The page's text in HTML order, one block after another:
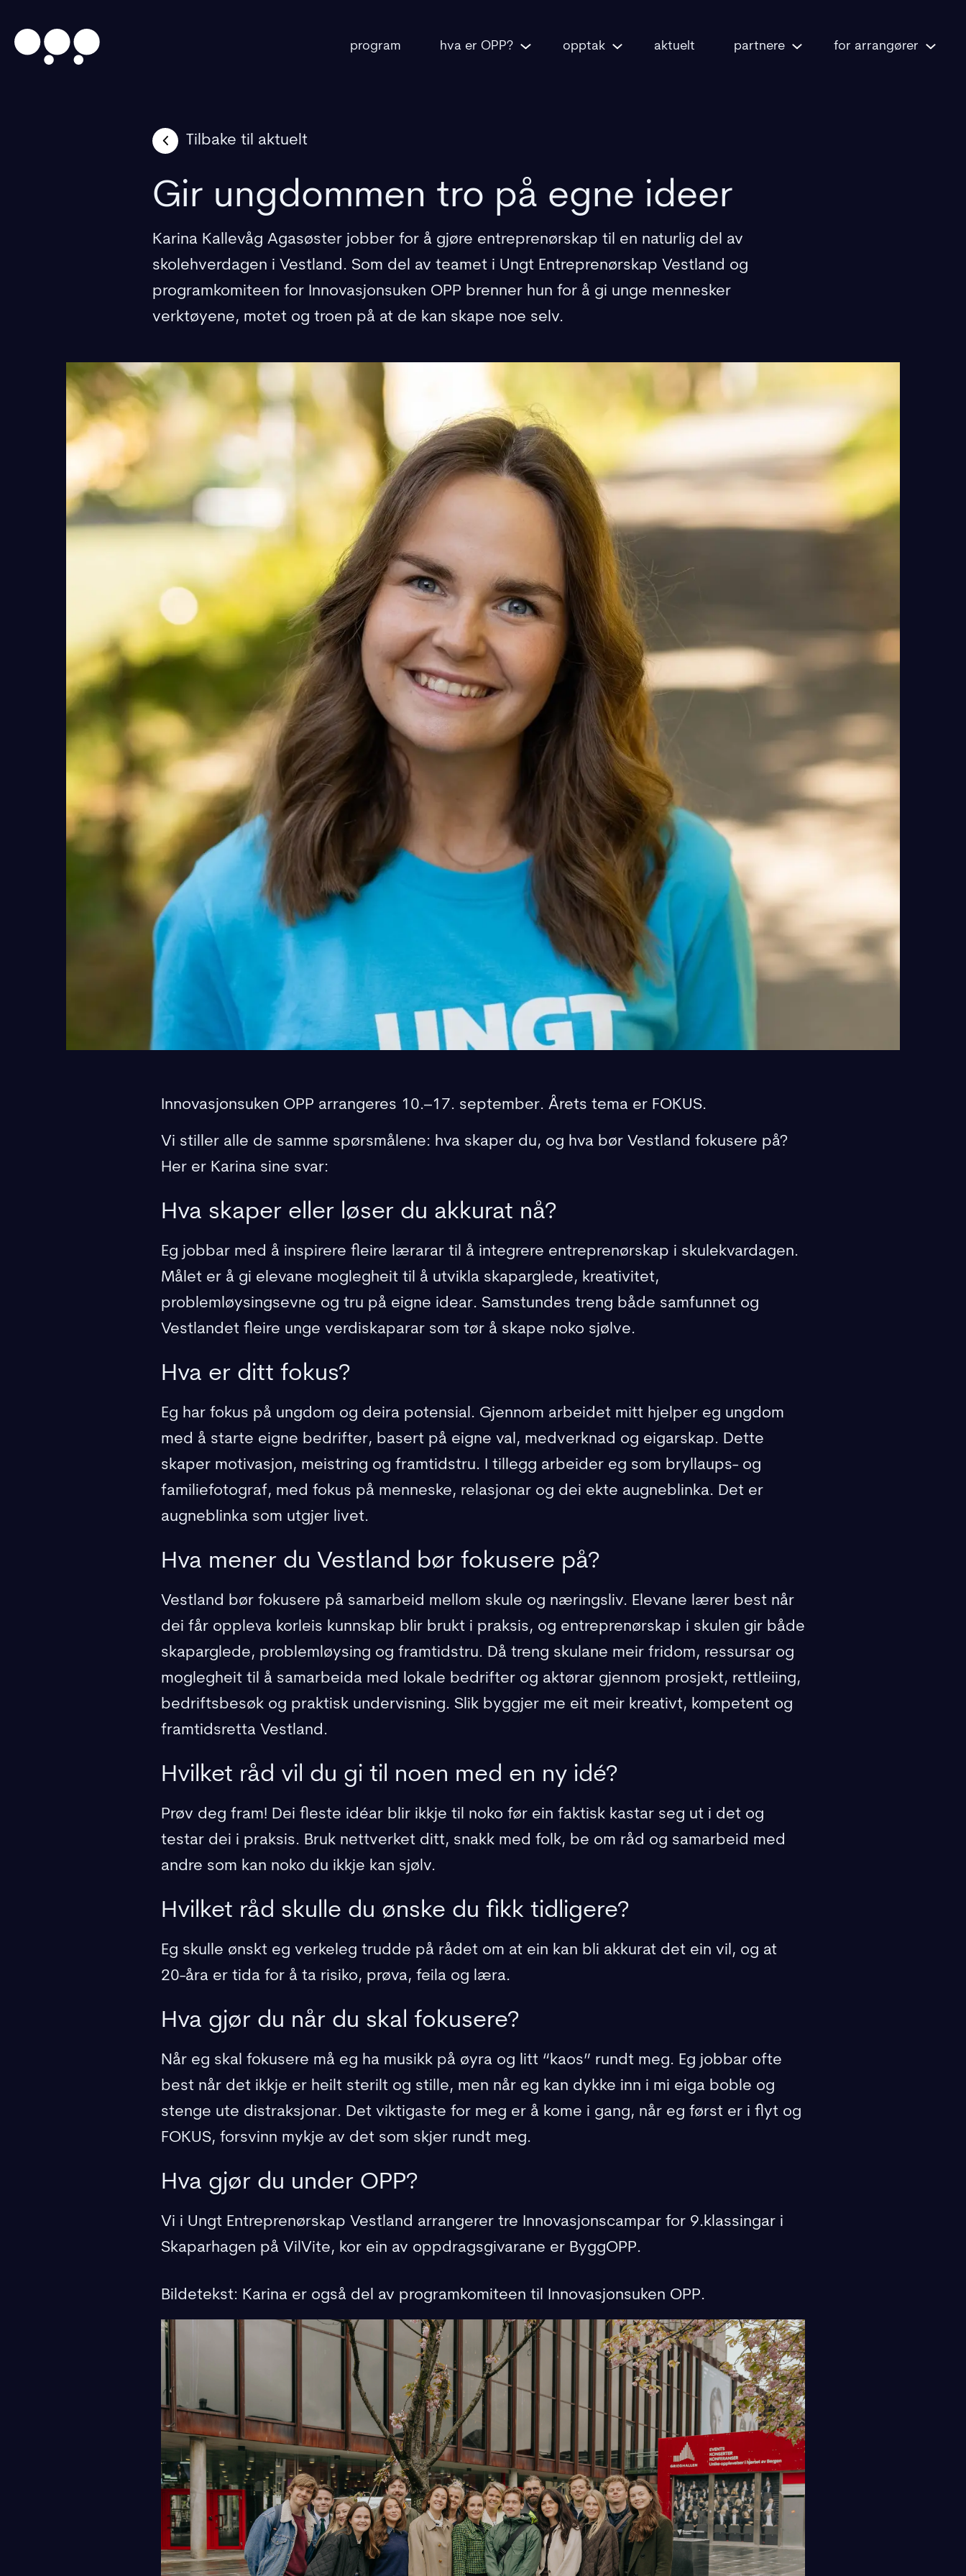
program hva er OPP? opptak aktuelt partnere for arrangører
Tilbake til aktuelt
Gir ungdommen tro på egne ideer
Karina Kallevåg Agasøster jobber for å gjøre entreprenørskap til en naturlig del av
skolehverdagen i Vestland. Som del av teamet i Ungt Entreprenørskap Vestland og
programkomiteen for Innovasjonsuken OPP brenner hun for å gi unge mennesker
verktøyene, motet og troen på at de kan skape noe selv.
Innovasjonsuken OPP arrangeres 10.–17. september. Årets tema er FOKUS.
Vi stiller alle de samme spørsmålene: hva skaper du, og hva bør Vestland fokusere på?
Her er Karina sine svar:
Hva skaper eller løser du akkurat nå?
Eg jobbar med å inspirere fleire lærarar til å integrere entreprenørskap i skulekvardagen.
Målet er å gi elevane moglegheit til å utvikla skaparglede, kreativitet,
problemløysingsevne og tru på eigne idear. Samstundes treng både samfunnet og
Vestlandet fleire unge verdiskaparar som tør å skape noko sjølve.
Hva er ditt fokus?
Eg har fokus på ungdom og deira potensial. Gjennom arbeidet mitt hjelper eg ungdom
med å starte eigne bedrifter, basert på eigne val, medverknad og eigarskap. Dette
skaper motivasjon, meistring og framtidstru. I tillegg arbeider eg som bryllaups- og
familiefotograf, med fokus på menneske, relasjonar og dei ekte augneblinka. Det er
augneblinka som utgjer livet.
Hva mener du Vestland bør fokusere på?
Vestland bør fokusere på samarbeid mellom skule og næringsliv. Elevane lærer best når
dei får oppleva korleis kunnskap blir brukt i praksis, og entreprenørskap i skulen gir både
skaparglede, problemløysing og framtidstru. Då treng skulane meir fridom, ressursar og
moglegheit til å samarbeida med lokale bedrifter og aktørar gjennom prosjekt, rettleiing,
bedriftsbesøk og praktisk undervisning. Slik byggjer me eit meir kreativt, kompetent og
framtidsretta Vestland.
Hvilket råd vil du gi til noen med en ny idé?
Prøv deg fram! Dei fleste idéar blir ikkje til noko før ein faktisk kastar seg ut i det og
testar dei i praksis. Bruk nettverket ditt, snakk med folk, be om råd og samarbeid med
andre som kan noko du ikkje kan sjølv.
Hvilket råd skulle du ønske du fikk tidligere?
Eg skulle ønskt eg verkeleg trudde på rådet om at ein kan bli akkurat det ein vil, og at
20-åra er tida for å ta risiko, prøva, feila og læra.
Hva gjør du når du skal fokusere?
Når eg skal fokusere må eg ha musikk på øyra og litt “kaos” rundt meg. Eg jobbar ofte
best når det ikkje er heilt sterilt og stille, men når eg kan dykke inn i mi eiga boble og
stenge ute distraksjonar. Det viktigaste for meg er å kome i gang, når eg først er i flyt og
FOKUS, forsvinn mykje av det som skjer rundt meg.
Hva gjør du under OPP?
Vi i Ungt Entreprenørskap Vestland arrangerer tre Innovasjonscampar for 9.klassingar i
Skaparhagen på VilVite, kor ein av oppdragsgivarane er ByggOPP.
Bildetekst: Karina er også del av programkomiteen til Innovasjonsuken OPP.